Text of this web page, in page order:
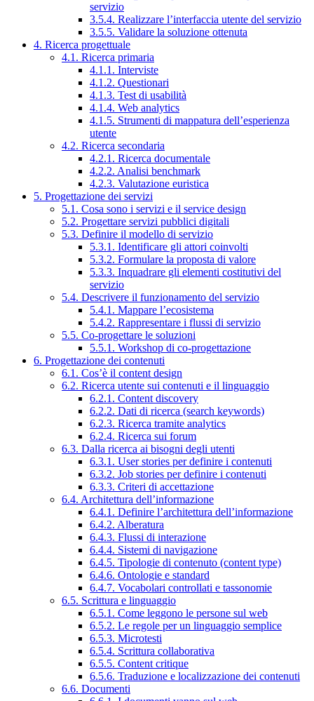
servizio
3.5.4. Realizzare l’interfaccia utente del servizio
3.5.5. Validare la soluzione ottenuta
4. Ricerca progettuale
4.1. Ricerca primaria
4.1.1. Interviste
4.1.2. Questionari
4.1.3. Test di usabilità
4.1.4. Web analytics
4.1.5. Strumenti di mappatura dell’esperienza
utente
4.2. Ricerca secondaria
4.2.1. Ricerca documentale
4.2.2. Analisi benchmark
4.2.3. Valutazione euristica
5. Progettazione dei servizi
5.1. Cosa sono i servizi e il service design
5.2. Progettare servizi pubblici digitali
5.3. Definire il modello di servizio
5.3.1. Identificare gli attori coinvolti
5.3.2. Formulare la proposta di valore
5.3.3. Inquadrare gli elementi costitutivi del
servizio
5.4. Descrivere il funzionamento del servizio
5.4.1. Mappare l’ecosistema
5.4.2. Rappresentare i flussi di servizio
5.5. Co-progettare le soluzioni
5.5.1. Workshop di co-progettazione
6. Progettazione dei contenuti
6.1. Cos’è il content design
6.2. Ricerca utente sui contenuti e il linguaggio
6.2.1. Content discovery
6.2.2. Dati di ricerca (search keywords)
6.2.3. Ricerca tramite analytics
6.2.4. Ricerca sui forum
6.3. Dalla ricerca ai bisogni degli utenti
6.3.1. User stories per definire i contenuti
6.3.2. Job stories per definire i contenuti
6.3.3. Criteri di accettazione
6.4. Architettura dell’informazione
6.4.1. Definire l’architettura dell’informazione
6.4.2. Alberatura
6.4.3. Flussi di interazione
6.4.4. Sistemi di navigazione
6.4.5. Tipologie di contenuto (content type)
6.4.6. Ontologie e standard
6.4.7. Vocabolari controllati e tassonomie
6.5. Scrittura e linguaggio
6.5.1. Come leggono le persone sul web
6.5.2. Le regole per un linguaggio semplice
6.5.3. Microtesti
6.5.4. Scrittura collaborativa
6.5.5. Content critique
6.5.6. Traduzione e localizzazione dei contenuti
6.6. Documenti